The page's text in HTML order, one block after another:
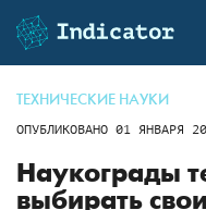
ТЕХНИЧЕСКИЕ НАУКИ
ОПУБЛИКОВАНО 01 ЯНВАРЯ
Наукограды
выбирать